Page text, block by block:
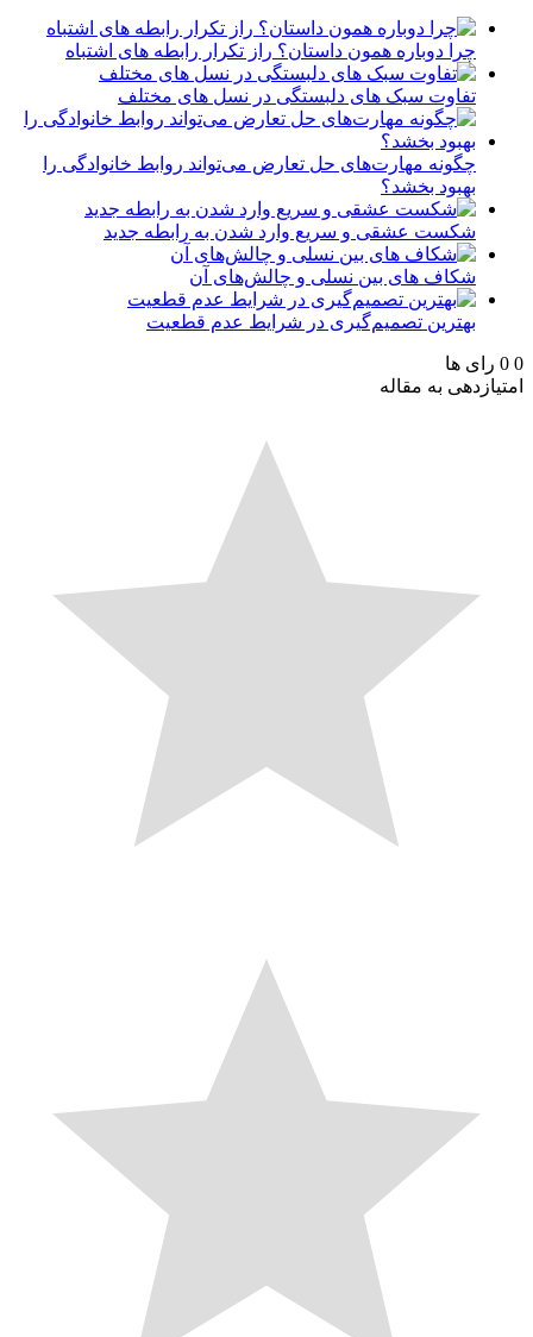
چرا دوباره همون داستان؟ راز تکرار رابطه های اشتباه
تفاوت سبک های دلبستگی در نسل های مختلف
چگونه مهارت‌های حل تعارض می‌تواند روابط خانوادگی را
بهبود بخشد؟
شکست عشقی و سریع وارد شدن به رابطه جدید
شکاف های بین نسلی و چالش‌های آن
بهترین تصمیم‌گیری در شرایط عدم قطعیت
رای ها
به مقاله